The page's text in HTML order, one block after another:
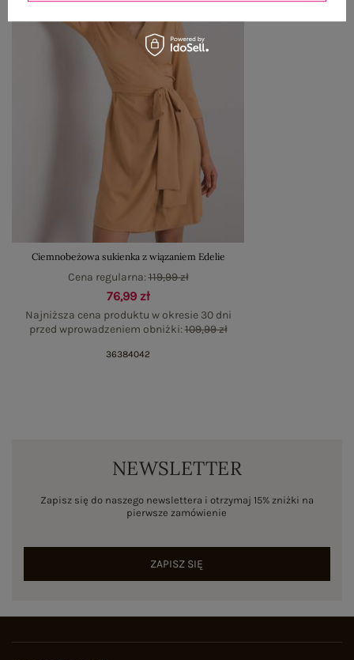
Ciemnobeżowa sukienka z wiązaniem Edelie
76,99 zł
Najniższa cena produktu w okresie 30 dni
przed wprowadzeniem obniżki:109,99 zł
Cena regularna:119,99 zł
36384042
NEWSLETTER
Zapisz się do naszego newslettera i otrzymaj 15% zniżki na
pierwsze zamówienie
ZAPISZ SIĘ